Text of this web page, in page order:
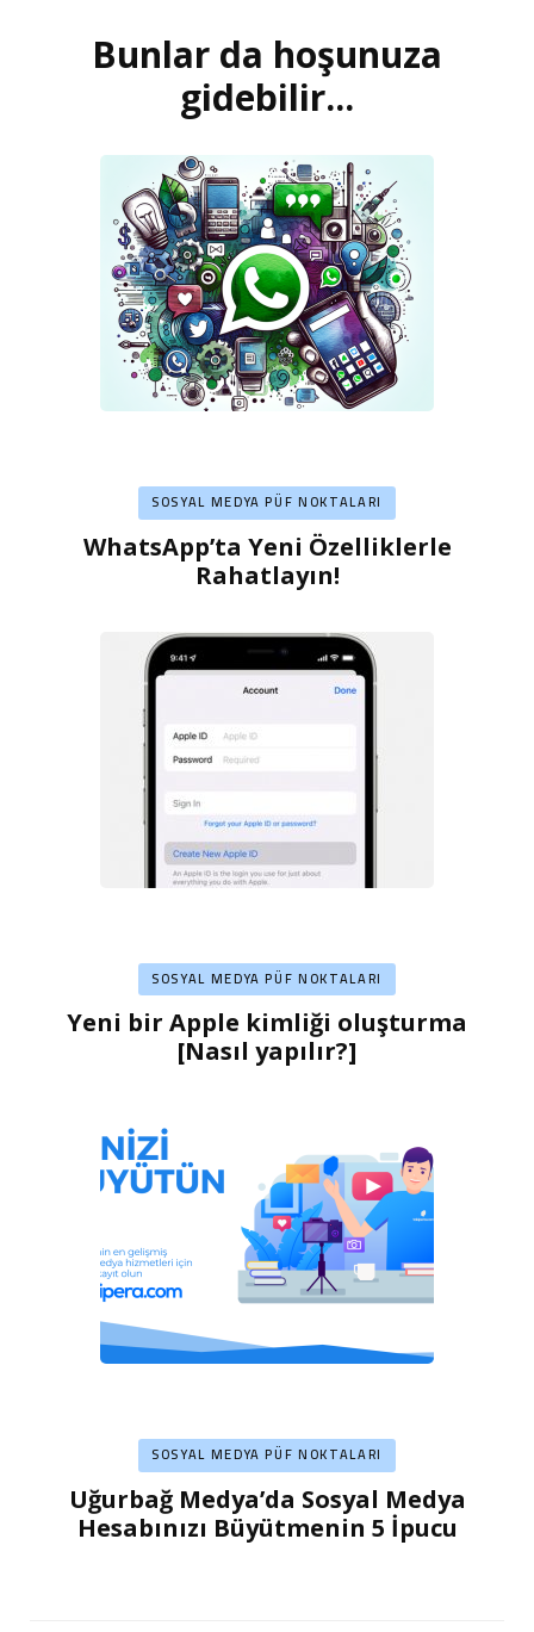
Bunlar da hoşunuza
gidebilir...
SOSYAL MEDYA PÜF NOKTALARI
WhatsApp’ta Yeni Özelliklerle
Rahatlayın!
SOSYAL MEDYA PÜF NOKTALARI
Yeni bir Apple kimliği oluşturma
[Nasıl yapılır?]
SOSYAL MEDYA PÜF NOKTALARI
Uğurbağ Medya’da Sosyal Medya
Hesabınızı Büyütmenin 5 İpucu